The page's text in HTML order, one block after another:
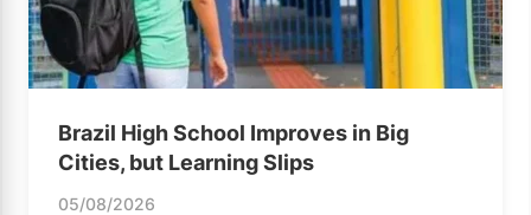
Brazil High School Improves in Big
Cities, but Learning Slips
05/08/2026